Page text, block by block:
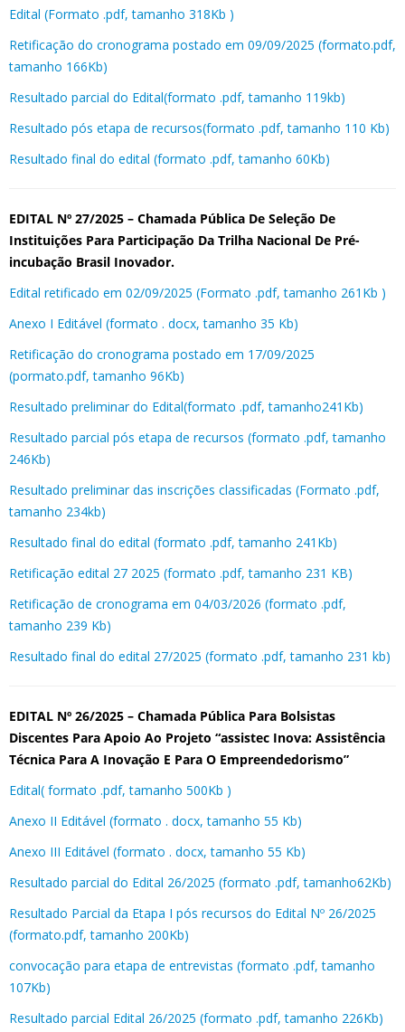
Edital (Formato .pdf, tamanho 318Kb )
Retificação do cronograma postado em 09/09/2025 (formato.pdf,
tamanho 166Kb)
Resultado parcial do Edital(formato .pdf, tamanho 119kb)
Resultado pós etapa de recursos(formato .pdf, tamanho 110 Kb)
Resultado final do edital (formato .pdf, tamanho 60Kb)
EDITAL Nº 27/2025 – Chamada Pública De Seleção De
Instituições Para Participação Da Trilha Nacional De Pré-
incubação Brasil Inovador.
Edital retificado em 02/09/2025 (Formato .pdf, tamanho 261Kb )
Anexo I Editável (formato . docx, tamanho 35 Kb)
Retificação do cronograma postado em 17/09/2025
(pormato.pdf, tamanho 96Kb)
Resultado preliminar do Edital(formato .pdf, tamanho241Kb)
Resultado parcial pós etapa de recursos (formato .pdf, tamanho
246Kb)
Resultado preliminar das inscrições classificadas (Formato .pdf,
tamanho 234kb)
Resultado final do edital (formato .pdf, tamanho 241Kb)
Retificação edital 27 2025 (formato .pdf, tamanho 231 KB)
Retificação de cronograma em 04/03/2026 (formato .pdf,
tamanho 239 Kb)
Resultado final do edital 27/2025 (formato .pdf, tamanho 231 kb)
EDITAL Nº 26/2025 – Chamada Pública Para Bolsistas
Discentes Para Apoio Ao Projeto “assistec Inova: Assistência
Técnica Para A Inovação E Para O Empreendedorismo”
Edital( formato .pdf, tamanho 500Kb )
Anexo II Editável (formato . docx, tamanho 55 Kb)
Anexo III Editável (formato . docx, tamanho 55 Kb)
Resultado parcial do Edital 26/2025 (formato .pdf, tamanho62Kb)
Resultado Parcial da Etapa I pós recursos do Edital Nº 26/2025
(formato.pdf, tamanho 200Kb)
convocação para etapa de entrevistas (formato .pdf, tamanho
107Kb)
Resultado parcial Edital 26/2025 (formato .pdf, tamanho 226Kb)